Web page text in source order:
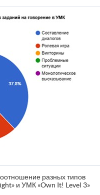
разных типов
и УМК «Own It! Level 3»